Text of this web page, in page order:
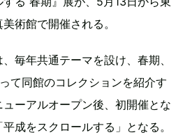
術館で開催される。
毎年共通テーマを設け、春期、
て同館のコレクションを紹介す
ーアルオープン後、初開催とな
成をスクロールする」となる。